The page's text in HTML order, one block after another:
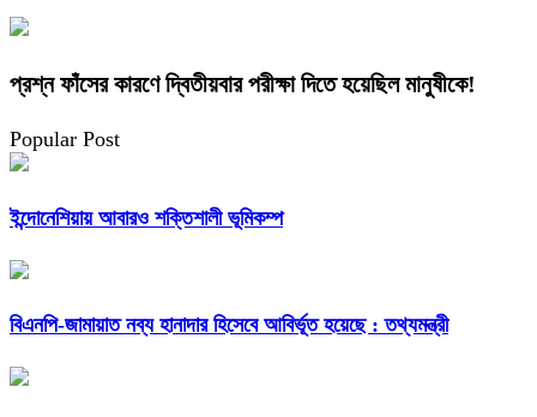
প্রশ্ন ফাঁসের কারণে দ্বিতীয়বার পরীক্ষা দিতে হয়েছিল মানুষীকে!
Popular Post
ইন্দোনেশিয়ায় আবারও শক্তিশালী ভূমিকম্প
বিএনপি-জামায়াত নব্য হানাদার হিসেবে আবির্ভূত হয়েছে : তথ্যমন্ত্রী